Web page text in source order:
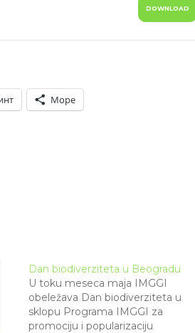
DOWNLOAD
Море
Dan biodiverziteta u Beogradu
U toku meseca maja IMGGI
obeležava Dan biodiverziteta u
sklopu Programa IMGGI za
promociju i popularizaciju